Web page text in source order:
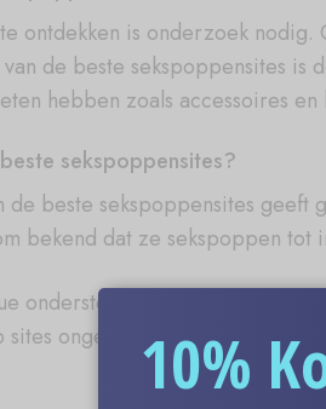
ontdekken is onderzoek
de beste sekspoppensites
hebben zoals accessoires en
sekspoppensites?
de beste sekspoppensites
bekend dat ze sekspoppen tot
ondersteuning in tijden van
ongeëvenaard in veilige
10%